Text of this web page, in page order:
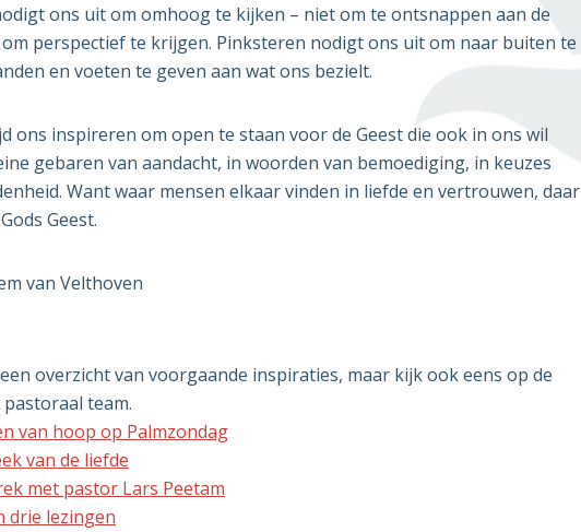
ons uit om omhoog te kijken – niet om te ontsnappen aan de
perspectief te krijgen. Pinksteren nodigt ons uit om naar buiten te
en voeten te geven aan wat ons bezielt.
ons inspireren om open te staan voor de Geest die ook in ons wil
gebaren van aandacht, in woorden van bemoediging, in keuzes
Want waar mensen elkaar vinden in liefde en vertrouwen, daar
Geest.
van Velthoven
overzicht van voorgaande inspiraties, maar kijk ook eens op de
pastoraal team.
van hoop op Palmzondag
van de liefde
met pastor Lars Peetam
drie lezingen